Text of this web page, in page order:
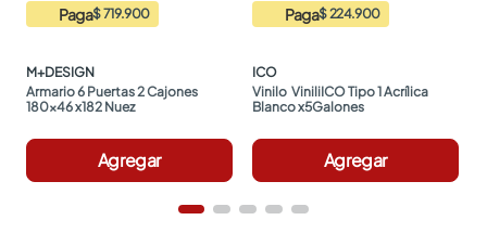
Paga$ 719.900
M+DESIGN
Armario 6 Puertas 2 Cajones
180x46 x182 Nuez
Agregar
Paga$ 224.900
ICO
Vinilo  ViniliICO Tipo 1 Acrílica
Blanco x5Galones
Agregar